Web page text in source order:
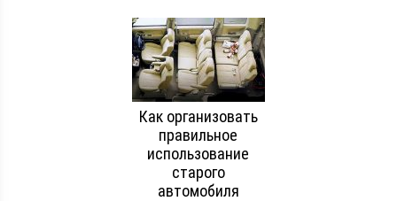
Как организовать
правильное
использование
старого
автомобиля